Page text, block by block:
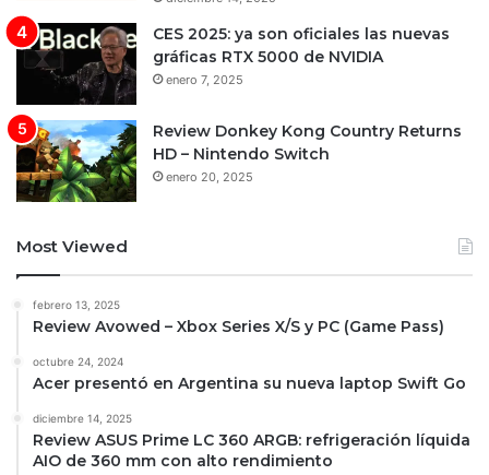
CES 2025: ya son oficiales las nuevas
gráficas RTX 5000 de NVIDIA
enero 7, 2025
Review Donkey Kong Country Returns
HD – Nintendo Switch
enero 20, 2025
Most Viewed
febrero 13, 2025
Review Avowed – Xbox Series X/S y PC (Game Pass)
octubre 24, 2024
Acer presentó en Argentina su nueva laptop Swift Go
diciembre 14, 2025
Review ASUS Prime LC 360 ARGB: refrigeración líquida
AIO de 360 mm con alto rendimiento